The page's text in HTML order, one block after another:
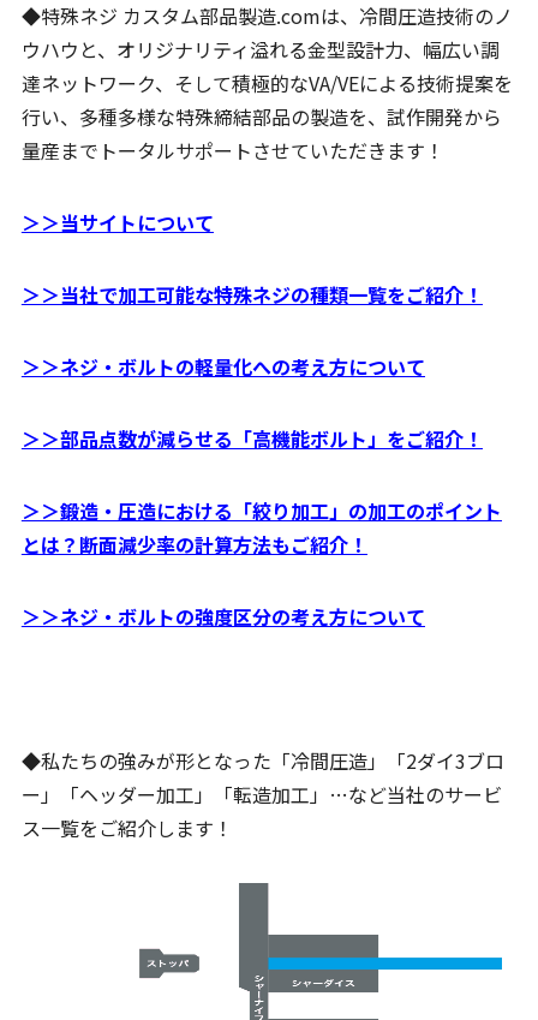
◆特殊ネジ カスタム部品製造.comは、冷間圧造技術のノ
ウハウと、オリジナリティ溢れる金型設計力、幅広い調
達ネットワーク、そして積極的なVA/VEによる技術提案を
行い、多種多様な特殊締結部品の製造を、試作開発から
量産までトータルサポートさせていただきます！
＞＞当サイトについて
＞＞当社で加工可能な特殊ネジの種類一覧をご紹介！
＞＞ネジ・ボルトの軽量化への考え方について
＞＞部品点数が減らせる「高機能ボルト」をご紹介！
＞＞鍛造・圧造における「絞り加工」の加工のポイント
とは？断面減少率の計算方法もご紹介！
＞＞ネジ・ボルトの強度区分の考え方について
◆私たちの強みが形となった「冷間圧造」「2ダイ3ブロ
ー」「ヘッダー加工」「転造加工」…など当社のサービ
ス一覧をご紹介します！